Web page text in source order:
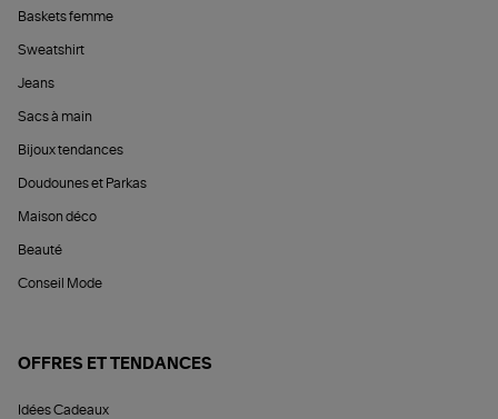
Baskets femme
Sweatshirt
Jeans
Sacs à main
Bijoux tendances
Doudounes et Parkas
Maison déco
Beauté
Conseil Mode
OFFRES ET TENDANCES
Idées Cadeaux